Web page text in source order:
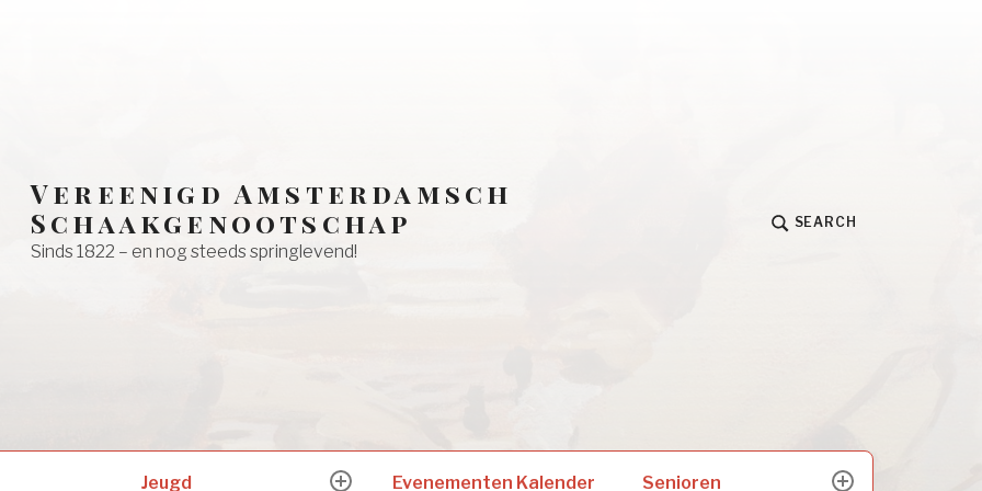
Vereenigd Amsterdamsch
Schaakgenootschap
Sinds 1822 – en nog steeds springlevend!
SEARCH
Jeugd Evenementen Kalender Senioren